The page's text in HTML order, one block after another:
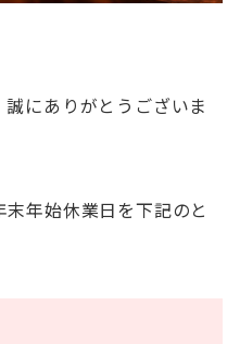
にありがとうございま
年始休業日を下記のと